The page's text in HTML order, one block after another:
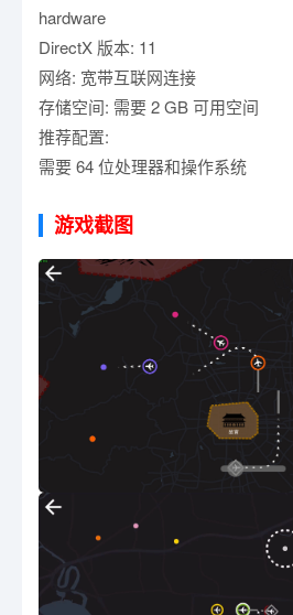
hardware
DirectX 版本: 11
网络: 宽带互联网连接
存储空间: 需要 2 GB 可用空间
推荐配置:
需要 64 位处理器和操作系统
游戏截图